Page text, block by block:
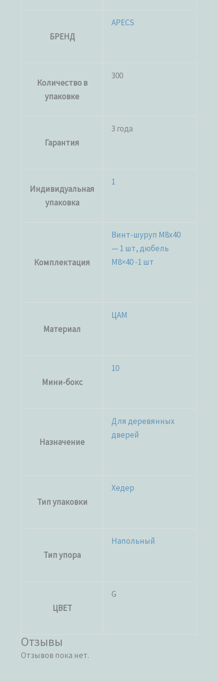
БРЕНД
APECS
Количество в
упаковке
300
Гарантия
3 года
Индивидуальная
упаковка
1
Комплектация
Винт-шуруп M8x40
— 1 шт, дюбель
М8×40 -1 шт
Материал
ЦАМ
Мини-бокс
10
Назначение
Для деревянных
дверей
Тип упаковки
Хедер
Тип упора
Напольный
ЦВЕТ
G
Отзывы
Отзывов пока нет.